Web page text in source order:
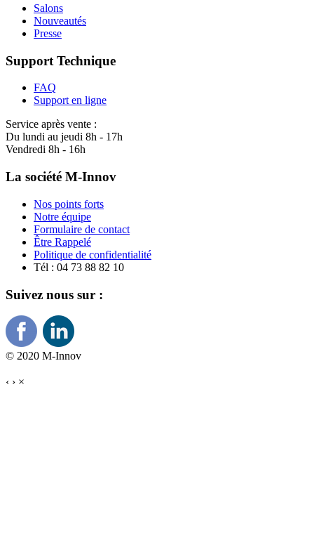
Salons
Nouveautés
Presse
Support Technique
FAQ
Support en ligne
Service après vente :
Du lundi au jeudi 8h - 17h
Vendredi 8h - 16h
La société M-Innov
Nos points forts
Notre équipe
Formulaire de contact
Être Rappelé
Politique de confidentialité
Tél : 04 73 88 82 10
Suivez nous sur :
© 2020 M-Innov
‹ › ×